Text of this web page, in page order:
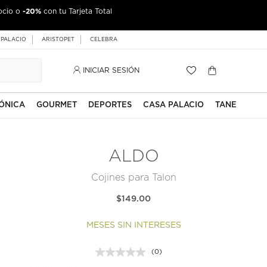
o -20% con tu Tarjeta Total
Palacio
ARISTOPET CELEBRA
INICIAR SESIÓN
GOURMET DEPORTES CASA PALACIO TANE
ALDO
Cojines para Talon
$149.00
MESES SIN INTERESES
Sin
(0)